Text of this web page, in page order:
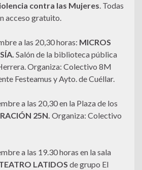
contra las Mujeres. Todas
acceso gratuito.
a las 20,30 horas: MICROS
Salón de la biblioteca pública
Organiza: Colectivo 8M
Festeamus y Ayto. de Cuéllar.
a las 20,30 en la Plaza de los
25N. Organiza: Colectivo
a las 19.30 horas en la sala
LATIDOS de grupo El